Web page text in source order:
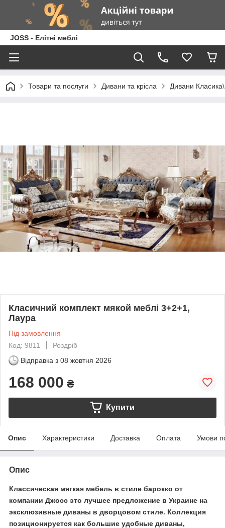
JOSS - Елітні меблі
Товари та послуги Дивани та крісла Дивани
Класичний комплект мякой меблі 3+2+1,
Лаура
Під замовлення
Код: 9811
Роздріб
Відправка з 08 жовтня 2026
168 000 ₴
Купити
Опис Характеристики Доставка Оплата Умови
Опис
Классическая мягкая мебель в стиле барокко от
компании Джосс это лучшее предложение в Украине на
эксклюзивные диваны в дворцовом стиле. Коллекция
позиционируется как большие удобные диваны,